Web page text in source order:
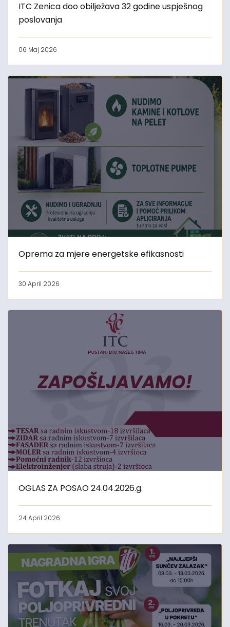
ITC Zenica doo obilježava 32 godine uspješnog
poslovanja
06 Maj 2026
Oprema za mjere energetske efikasnosti
30 April 2026
OGLAS ZA POSAO 24.04.2026.g.
24 April 2026